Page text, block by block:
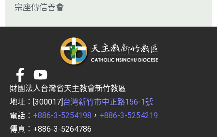
宗座傳信善會
財團法人台灣省天主教會新竹教區
地址：[300017]台灣新竹市中正路156-1號
電話： +886-3-5254198 ， +886-3-5254219
傳真：+886-3-5264786